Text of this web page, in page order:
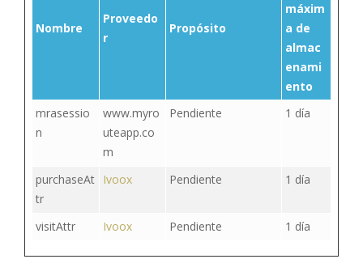
Nombre
Proveedo
r
Propósito
máxim
a de
almac
enami
ento
mrasessio
n
www.myro
uteapp.co
m
Pendiente 1 día
purchaseAt
tr
Ivoox Pendiente 1 día
visitAttr Ivoox Pendiente 1 día